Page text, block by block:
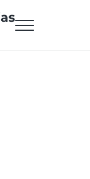
Menu